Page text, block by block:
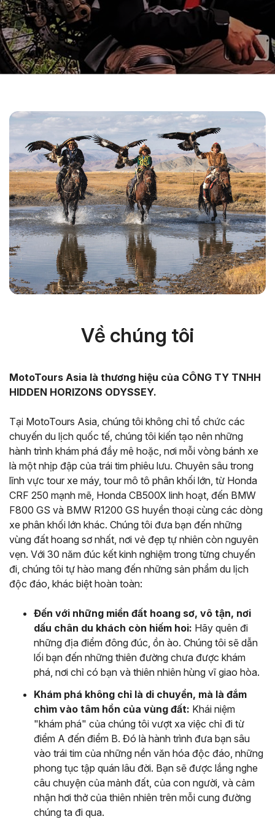
Về chúng tôi
MotoTours Asia là thương hiệu của CÔNG TY TNHH
HIDDEN HORIZONS ODYSSEY.
Tại MotoTours Asia, chúng tôi không chỉ tổ chức các
chuyến du lịch quốc tế, chúng tôi kiến tạo nên những
hành trình khám phá đầy mê hoặc, nơi mỗi vòng bánh xe
là một nhịp đập của trái tim phiêu lưu. Chuyên sâu trong
lĩnh vực tour xe máy, tour mô tô phân khối lớn, từ Honda
CRF 250 mạnh mẽ, Honda CB500X linh hoạt, đến BMW
F800 GS và BMW R1200 GS huyền thoại cùng các dòng
xe phân khối lớn khác. Chúng tôi đưa bạn đến những
vùng đất hoang sơ nhất, nơi vẻ đẹp tự nhiên còn nguyên
vẹn. Với 30 năm đúc kết kinh nghiệm trong từng chuyến
đi, chúng tôi tự hào mang đến những sản phẩm du lịch
độc đáo, khác biệt hoàn toàn:
Đến với những miền đất hoang sơ, vô tận, nơi
dấu chân du khách còn hiếm hoi: Hãy quên đi
những địa điểm đông đúc, ồn ào. Chúng tôi sẽ dẫn
lối bạn đến những thiên đường chưa được khám
phá, nơi chỉ có bạn và thiên nhiên hùng vĩ giao hòa.
Khám phá không chỉ là di chuyển, mà là đắm
chìm vào tâm hồn của vùng đất: Khái niệm
"khám phá" của chúng tôi vượt xa việc chỉ đi từ
điểm A đến điểm B. Đó là hành trình đưa bạn sâu
vào trái tim của những nền văn hóa độc đáo, những
phong tục tập quán lâu đời. Bạn sẽ được lắng nghe
câu chuyện của mảnh đất, của con người, và cảm
nhận hơi thở của thiên nhiên trên mỗi cung đường
chúng ta đi qua.